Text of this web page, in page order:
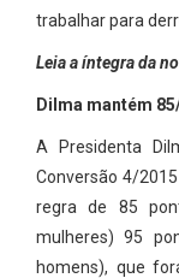
trabalhar para
Leia a íntegra da
Dilma mantém
A Presidenta
Conversão 4/
regra de 85
mulheres) 95
homens), que